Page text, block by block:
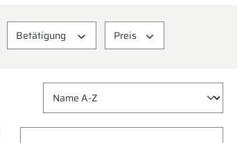
Betätigung Preis